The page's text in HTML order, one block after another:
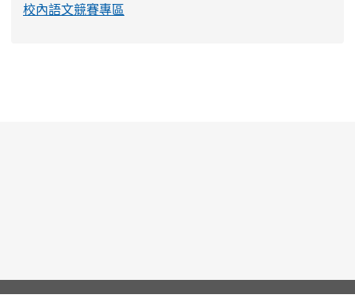
校內語文競賽專區